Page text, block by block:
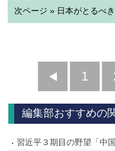
次ページ » 日本がとるべ
前
へ
1
編集部おすすめの
習近平３期目の野望「中